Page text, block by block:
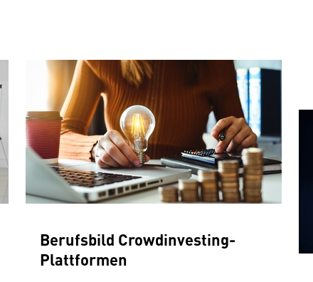
Berufsbild Crowdinvesting-
Plattformen